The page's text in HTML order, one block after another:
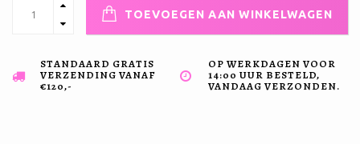
TOEVOEGEN AAN WINKELWAGEN
STANDAARD GRATIS
VERZENDING VANAF
€120,-
OP WERKDAGEN VOOR
14:00 UUR BESTELD,
VANDAAG VERZONDEN.